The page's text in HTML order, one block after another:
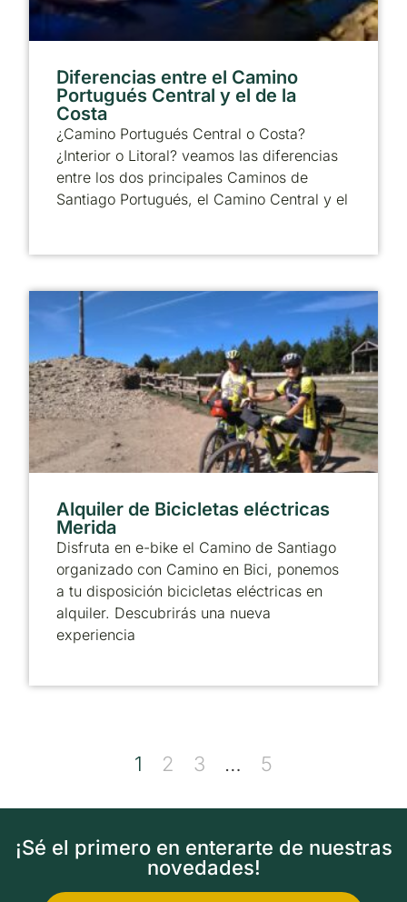
Diferencias entre el Camino
Portugués Central y el de la
Costa
¿Camino Portugués Central o Costa?
¿Interior o Litoral? veamos las diferencias
entre los dos principales Caminos de
Santiago Portugués, el Camino Central y el
Alquiler de Bicicletas eléctricas
Merida
Disfruta en e-bike el Camino de Santiago
organizado con Camino en Bici, ponemos
a tu disposición bicicletas eléctricas en
alquiler. Descubrirás una nueva
experiencia
1 2 3 … 5
¡Sé el primero en enterarte de nuestras
novedades!